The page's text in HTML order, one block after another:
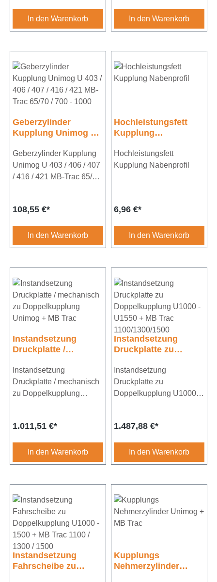
106 mmBreite:
25
änzende Info: mit
Anlaufring
In den Warenkorb
mmInnendurchmesser:
65 mmBreite:
mmErgänzungsartikel/Erg
änzende Info: mit
Anlaufring
In den Warenkorb
Geberzylinder
Kupplung Unimog U
421 MB-Trac 65/70 /
700 - 1000
Geberzylinder Kupplung
Unimog U 403 / 406 / 407
/ 416 / 421 MB-Trac 65/70
mmVergleichs-Nr.:
Regulärer Preis:
108,55 €*
In den Warenkorb
Hochleistungsfett
Kupplung
Hochleistungsfett
Kupplung Nabenprofil
Regulärer Preis:
6,96 €*
In den Warenkorb
Instandsetzung
Druckplatte /
Doppelkupplung
Unimog + MB Trac
Instandsetzung
Druckplatte / mechanisch
zu Doppelkupplung
437 MB Trac 440 + 441
Regulärer Preis:
1.011,51 €*
In den Warenkorb
Instandsetzung
Druckplatte zu
U1000 - U1550 + MB
Trac 1100/1300/1500
Instandsetzung
Druckplatte zu
Doppelkupplung U1000 -
Kenngröße:
330 mmNabenprofil:
310/41x45-22NZähnez.:
muss bei UNIVOIT GmbH
eingeschickt werden
Regulärer Preis:
1.487,88 €*
In den Warenkorb
Instandsetzung
Fahrscheibe zu
Kupplungs
Nehmerzylinder